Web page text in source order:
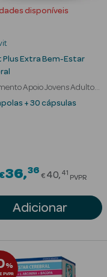
disponíveis
Plus Extra Bem-Estar
Apoio Jovens Adultos
+ 30 cápsulas
36 36Price
€ 40 41
PVPR
Adicionar
%
PVPR